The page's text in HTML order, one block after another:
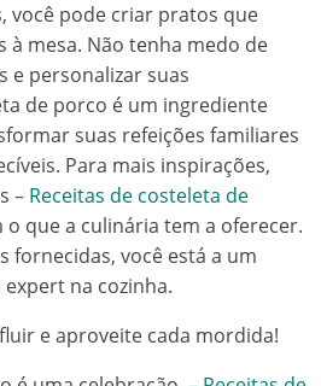
você pode criar pratos que
mesa. Não tenha medo de
e personalizar suas
de porco é um ingrediente
suas refeições familiares
Para mais inspirações,
– Receitas de costeleta de
o que a culinária tem a oferecer.
fornecidas, você está a um
na cozinha.
e aproveite cada mordida!